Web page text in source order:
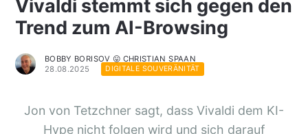
Vivaldi stemmt sich gegen den
Trend zum AI-Browsing
BOBBY BORISOV 😛 CHRISTIAN SPAAN
28.08.2025
DIGITALE SOUVERÄNITÄT
Jon von Tetzchner sagt, dass Vivaldi dem KI-
Hype nicht folgen wird und sich darauf